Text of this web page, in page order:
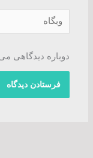
وبگاه
دوباره دیدگاهی